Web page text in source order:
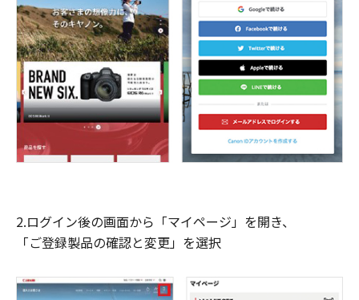
2.ログイン後の画面から「マイページ」を開き、
「ご登録製品の確認と変更」を選択